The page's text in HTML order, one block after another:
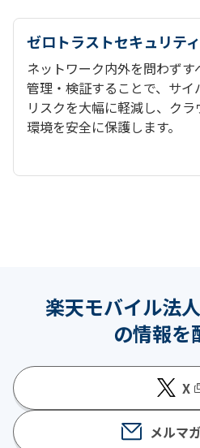
ゼロトラストセキュリティ
ネットワーク内外を問わず
管理・検証することで、サ
リスクを大幅に軽減し、ク
環境を安全に保護します。
楽天モバイル法
の情報を
X
メルマ